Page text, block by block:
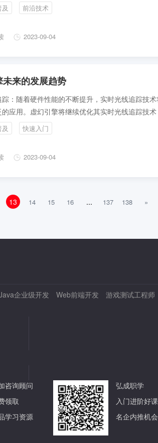
前沿技术
2023-09-04
未来的发展趋势
踪：随着硬件性能的不断提升，实时光线追踪技
应用。虚幻引擎将继续优化其实时光线追踪技术
快速入门
2023-09-04
13 14 15 16 ... 137 138 »
企业级开发 Web前端开发 游戏测试工程师
咨询顾问
领取
学习资源
弘成职学
入门进阶好课
名企内推机会